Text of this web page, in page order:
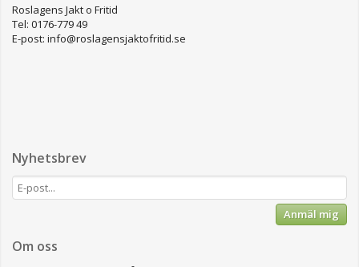
Roslagens Jakt o Fritid
Tel: 0176-779 49
E-post: info@roslagensjaktofritid.se
Nyhetsbrev
Anmäl mig
Om oss